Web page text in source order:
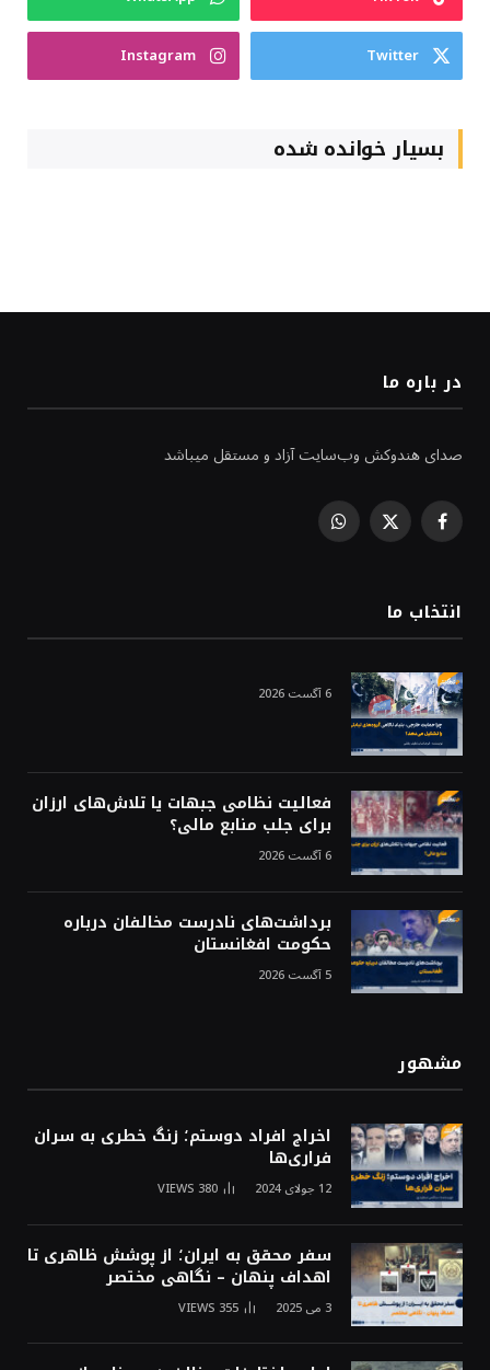
Twitter
Instagram
بسیار خوانده شده
در باره ما
صدای هندوکش وب‌سایت آزاد و مستقل میباشد
Facebook
X
WhatsApp
انتخاب ما
6 آگست 2026
فعالیت نظامی جبهات یا تلاش‌های ارزان
برای جلب منابع مالی؟
6 آگست 2026
برداشت‌های نادرست مخالفان درباره
حکومت افغانستان
5 آگست 2026
مشهور
اخراج افراد دوستم؛ زنگ خطری به سران
فراری‌ها
12 جولای 2024 380
VIEWS
سفر محقق به ایران؛ از پوشش ظاهری تا
اهداف پنهان – نگاهی مختصر
3 می 2025 355
VIEWS